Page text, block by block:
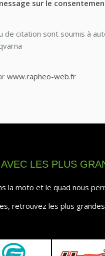
sur le
de citation sont soumis à
www.rapheo-web.fr
LES PLUS
la moto et le quad nous
retrouvez les plus